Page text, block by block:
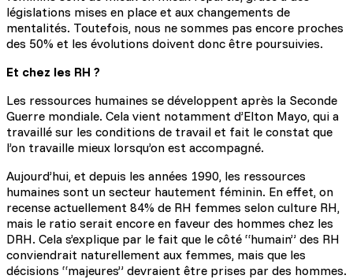
législations mises en place et aux changements de
mentalités. Toutefois, nous ne sommes pas encore proches
des 50% et les évolutions doivent donc être poursuivies.
Et chez les RH ?
Les ressources humaines se développent après la Seconde
Guerre mondiale. Cela vient notamment d’Elton Mayo, qui a
travaillé sur les conditions de travail et fait le constat que
l’on travaille mieux lorsqu’on est accompagné.
Aujourd’hui, et depuis les années 1990, les ressources
humaines sont un secteur hautement féminin. En effet, on
recense actuellement 84% de RH femmes selon culture RH,
mais le ratio serait encore en faveur des hommes chez les
DRH. Cela s’explique par le fait que le côté “humain” des RH
conviendrait naturellement aux femmes, mais que les
décisions “majeures” devraient être prises par des hommes.